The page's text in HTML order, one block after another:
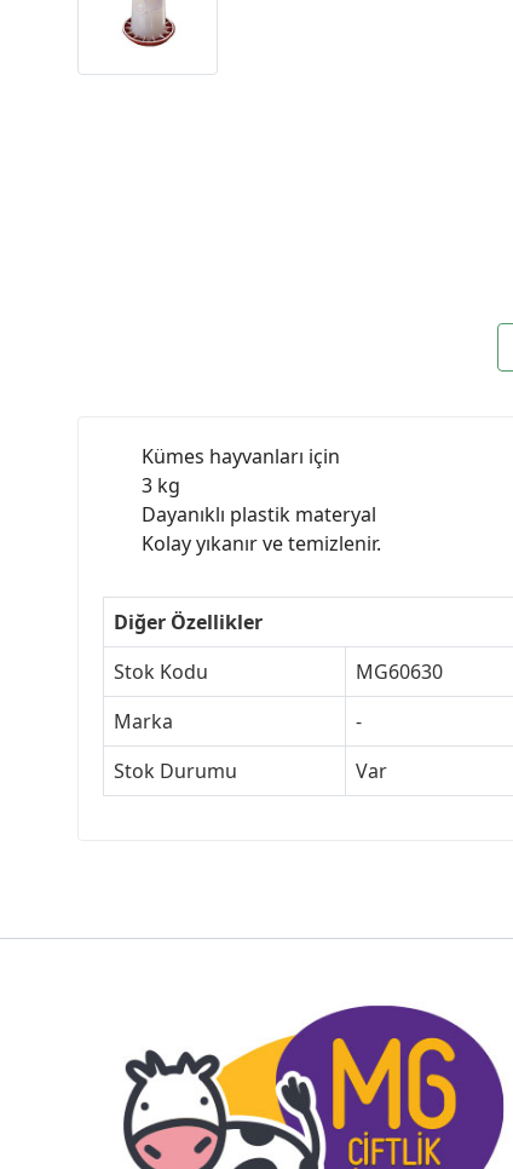
Kümes hayvanları için
3 kg
Dayanıklı plastik materyal
Kolay yıkanır ve temizlenir.
Diğer Özellikler
Stok Kodu
MG60630
Marka
-
Stok Durumu
Var